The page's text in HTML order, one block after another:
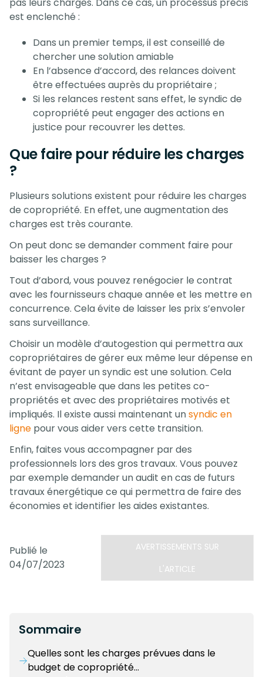
pas leurs charges. Dans ce cas, un processus précis
est enclenché :
Dans un premier temps, il est conseillé de
chercher une solution amiable
En l’absence d’accord, des relances doivent
être effectuées auprès du propriétaire ;
Si les relances restent sans effet, le syndic de
copropriété peut engager des actions en
justice pour recouvrer les dettes.
Que faire pour réduire les charges
?
Plusieurs solutions existent pour réduire les charges
de copropriété. En effet, une augmentation des
charges est très courante.
On peut donc se demander comment faire pour
baisser les charges ?
Tout d’abord, vous pouvez renégocier le contrat
avec les fournisseurs chaque année et les mettre en
concurrence. Cela évite de laisser les prix s’envoler
sans surveillance.
Choisir un modèle d’autogestion qui permettra aux
copropriétaires de gérer eux même leur dépense en
évitant de payer un syndic est une solution. Cela
n’est envisageable que dans les petites co-
propriétés et avec des propriétaires motivés et
impliqués. Il existe aussi maintenant unsyndic en
ligne pour vous aider vers cette transition.
Enfin, faites vous accompagner par des
professionnels lors des gros travaux. Vous pouvez
par exemple demander un audit en cas de futurs
travaux énergétique ce qui permettra de faire des
économies et identifier les aides existantes.
Publié le
04/07/2023
AVERTISSEMENTS SUR
L'ARTICLE
Sommaire
Quelles sont les charges prévues dans le
budget de copropriété…